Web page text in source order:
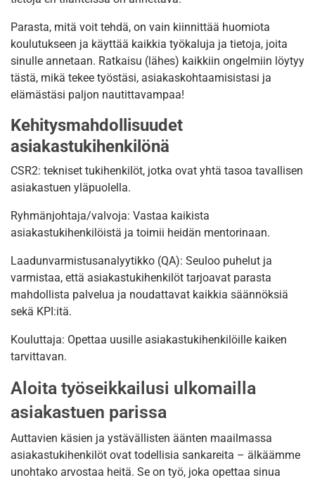
Parasta, mitä voit tehdä, on vain kiinnittää huomiota
koulutukseen ja käyttää kaikkia työkaluja ja tietoja, joita
sinulle annetaan. Ratkaisu (lähes) kaikkiin ongelmiin löytyy
tästä, mikä tekee työstäsi, asiakaskohtaamisistasi ja
elämästäsi paljon nautittavampaa!
Kehitysmahdollisuudet
asiakastukihenkilönä
CSR2: tekniset tukihenkilöt, jotka ovat yhtä tasoa tavallisen
asiakastuen yläpuolella.
Ryhmänjohtaja/valvoja: Vastaa kaikista
asiakastukihenkilöistä ja toimii heidän mentorinaan.
Laadunvarmistusanalyytikko (QA): Seuloo puhelut ja
varmistaa, että asiakastukihenkilöt tarjoavat parasta
mahdollista palvelua ja noudattavat kaikkia säännöksiä
sekä KPI:itä.
Kouluttaja: Opettaa uusille asiakastukihenkilöille kaiken
tarvittavan.
Aloita työseikkailusi ulkomailla
asiakastuen parissa
Auttavien käsien ja ystävällisten äänten maailmassa
asiakastukihenkilöt ovat todellisia sankareita – älkäämme
unohtako arvostaa heitä. Se on työ, joka opettaa sinua